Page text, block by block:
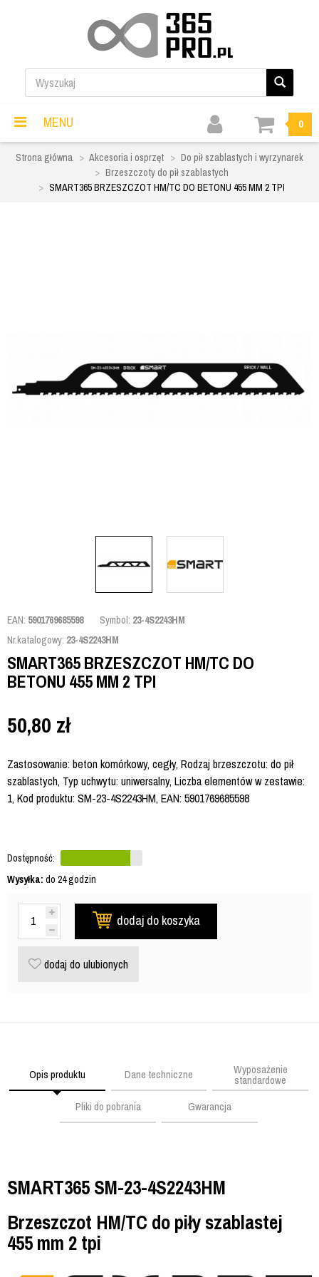
MENU 0
Strona główna Akcesoria i osprzęt
Do pił szablastych i wyrzynarek
Brzeszczoty do pił szablastych
SMART365 BRZESZCZOT HM/TC DO BETONU 455 MM 2 TPI
EAN: 5901769685598 Symbol: 23-4S2243HM
Nr.katalogowy: 23-4S2243HM
SMART365 BRZESZCZOT HM/TC DO
BETONU 455 MM 2 TPI
50,80 zł
Zastosowanie: beton komórkowy, cegły, Rodzaj brzeszczotu: do pił
szablastych, Typ uchwytu: uniwersalny, Liczba elementów w zestawie:
1, Kod produktu: SM-23-4S2243HM, EAN: 5901769685598
Dostępność:
Wysyłka: do 24 godzin
dodaj do koszyka
dodaj do ulubionych
Opis produktu Dane techniczne Wyposażenie
standardowe
Pliki do pobrania
Gwarancja
SMART365 SM-23-4S2243HM
Brzeszczot HM/TC do piły szablastej
455 mm 2 tpi